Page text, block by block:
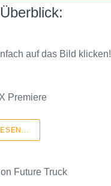
auf das Bild klicken!
Premiere
Future Truck